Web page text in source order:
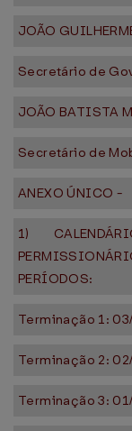
JOÃO
Secretário de
JOÃO BATISTA
Secretário de
ANEXO ÚNICO -
1)
PERÍODOS:
Terminação 1:
Terminação 2:
Terminação 3: